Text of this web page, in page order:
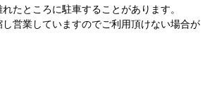
たところに駐車することがあります。
し営業していますのでご利用頂けない場合が